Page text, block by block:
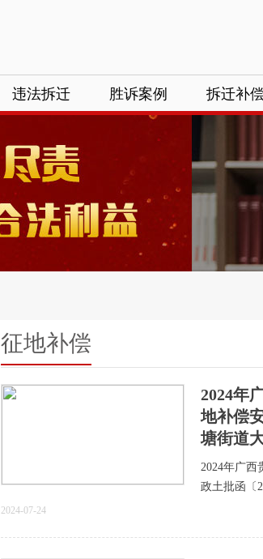
违法拆迁 胜诉案例 拆迁补
征地补偿
2024年
地补偿
塘街道
2024年广西
政土批函〔
2024-07-24